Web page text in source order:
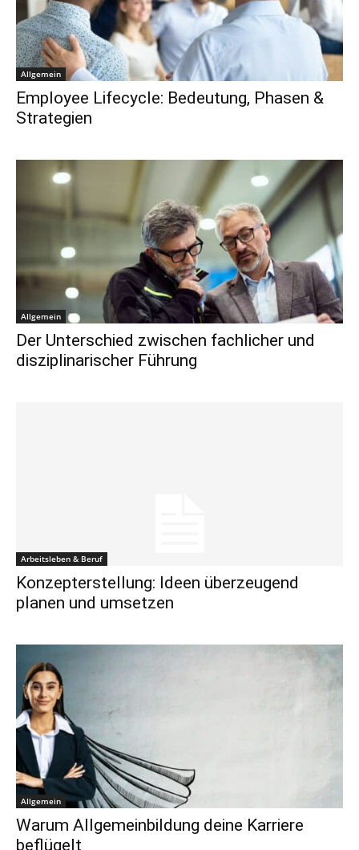
Allgemein
Employee Lifecycle: Bedeutung, Phasen &
Strategien
Allgemein
Der Unterschied zwischen fachlicher und
disziplinarischer Führung
Arbeitsleben & Beruf
Konzepterstellung: Ideen überzeugend
planen und umsetzen
Allgemein
Warum Allgemeinbildung deine Karriere
beflügelt